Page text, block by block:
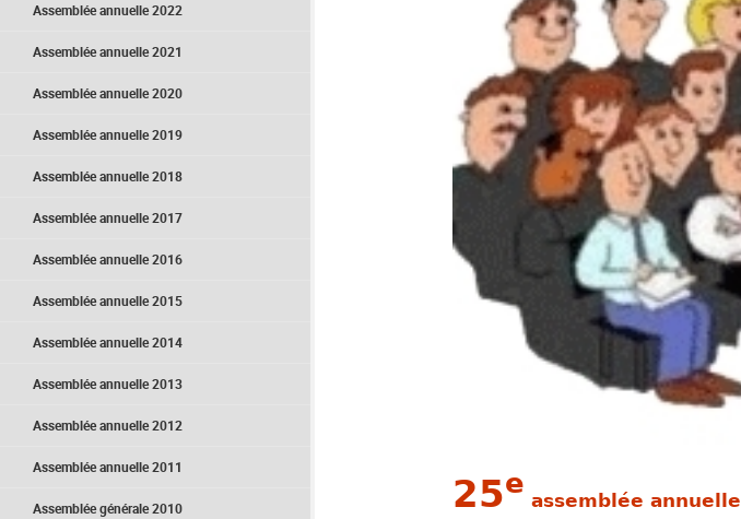
Assemblée annuelle 2022
Assemblée annuelle 2021
Assemblée annuelle 2020
Assemblée annuelle 2019
Assemblée annuelle 2018
Assemblée annuelle 2017
Assemblée annuelle 2016
Assemblée annuelle 2015
Assemblée annuelle 2014
Assemblée annuelle 2013
Assemblée annuelle 2012
Assemblée annuelle 2011
Assemblée générale 2010 25e
assemblée annuelle